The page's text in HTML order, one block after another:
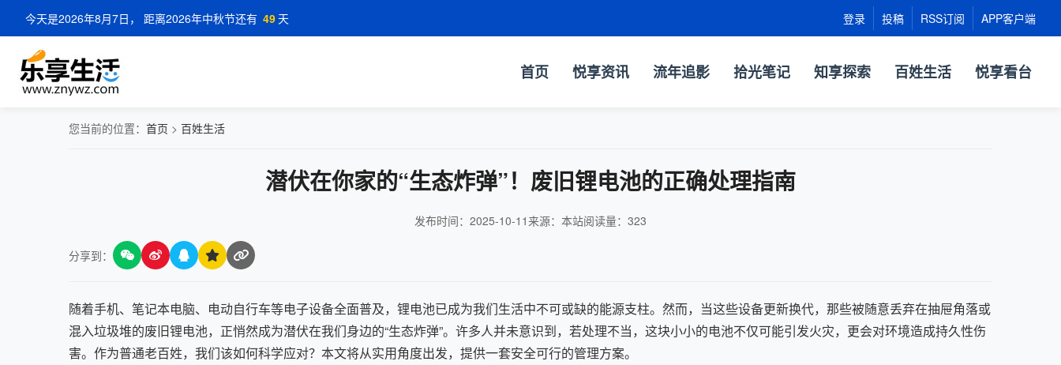
今天是2026年8月7日， 距离2026年中秋节还有 49 天 登录 投稿 RSS订阅 APP客户端
首页 悦享资讯 流年追影 拾光笔记 知享探索 百姓生活 悦享看台
您当前的位置： 首页 > 百姓生活
潜伏在你家的“生态炸弹”！废旧锂电池的正确处理指南
发布时间：2025-10-11来源：本站阅读量： 323
分享到：
随着手机、笔记本电脑、电动自行车等电子设备全面普及，锂电池已成为我们生活中不可或缺的能源支柱。然而，当这些设备更新换代，那些被随意丢弃在抽屉角落或
混入垃圾堆的废旧锂电池，正悄然成为潜伏在我们身边的“生态炸弹”。许多人并未意识到，若处理不当，这块小小的电池不仅可能引发火灾，更会对环境造成持久性伤
害。作为普通老百姓，我们该如何科学应对？本文将从实用角度出发，提供一套安全可行的管理方案。